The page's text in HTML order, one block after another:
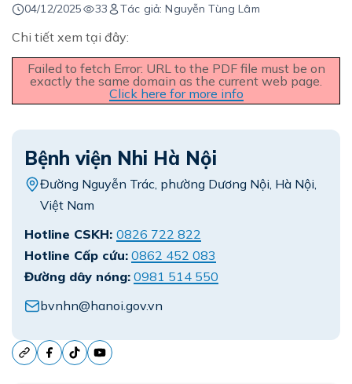
Tác giả: Nguyễn Tùng Lâm
04/12/2025 33
Chi tiết xem tại đây:
Failed to fetch Error: URL to the PDF file must be on
exactly the same domain as the current web page.
Click here for more info
Bệnh viện Nhi Hà Nội
Đường Nguyễn Trác, phường Dương Nội, Hà Nội,
Việt Nam
Hotline CSKH: 0826 722 822
Hotline Cấp cứu: 0862 452 083
Đường dây nóng: 0981 514 550
bvnhn@hanoi.gov.vn